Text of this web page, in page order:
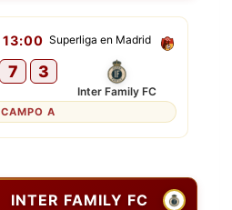
Superliga en Madrid
13:00
7 3
Inter Family FC
CAMPO A
INTER FAMILY FC